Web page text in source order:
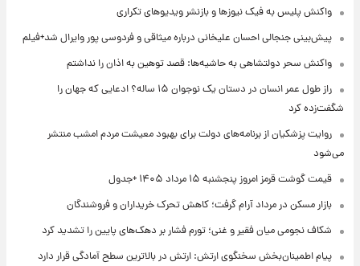
واکنش پلیس به فیک نیوزها و بازنشر ویدیوهای تکراری
پیش‌بینی جنجالی احسان علیخانی درباره میثاقی و فردوسی پور وایرال شد+فیلم
واکنش سحر دولتشاهی به حاشیه‌ها: قصد توهین به اذان را نداشتم
راز طول عمر انسان در دستان یک نوجوان ۱۵ ساله؟ ادعایی که جهان را
شگفت‌زده کرد
روایت پزشکیان از برنامه‌های دولت برای بهبود معیشت مردم امشب منتشر
می‌شود
قیمت گوشت قرمز امروز پنجشنبه ۱۵ مرداد ۱۴۰۵ +جدول
بازار مسکن در مرداد آرام گرفت؛ کاهش تحرک خریداران و فروشندگان
شکاف نجومی میان فقیر و غنی؛ تورم فشار بر دهک‌های پایین را تشدید کرد
پیام اطمینان‌بخش سخنگوی ارتش: ارتش در بالاترین سطح آمادگی قرار دارد